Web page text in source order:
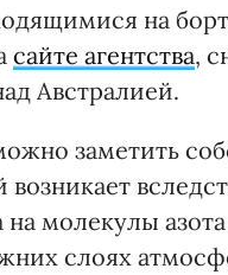
на
сайте агентства,
Австралией.
заметить
на молекулы
слоях